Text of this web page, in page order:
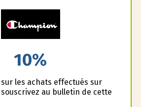
10%
les achats effectués sur
au bulletin de cette